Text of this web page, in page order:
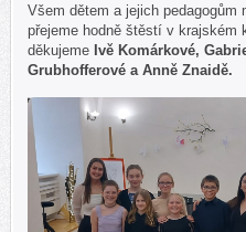
Všem dětem a jejich pedagogům
přejeme hodně štěstí v krajském
děkujeme Ivě Komárkové,
Grubhofferové a Anně Znaidě.